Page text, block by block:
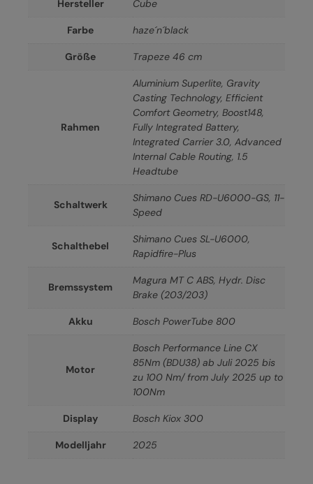
Hersteller Cube
Farbe haze´n´black
Größe Trapeze 46 cm
Rahmen
Aluminium Superlite, Gravity
Casting Technology, Efficient
Comfort Geometry, Boost148,
Fully Integrated Battery,
Integrated Carrier 3.0, Advanced
Internal Cable Routing, 1.5
Headtube
Schaltwerk
Shimano Cues RD-U6000-GS, 11-
Speed
Schalthebel
Shimano Cues SL-U6000,
Rapidfire-Plus
Bremssystem
Magura MT C ABS, Hydr. Disc
Brake (203/203)
Akku Bosch PowerTube 800
Motor
Bosch Performance Line CX
85Nm (BDU38) ab Juli 2025 bis
zu 100 Nm/ from July 2025 up to
100Nm
Display Bosch Kiox 300
Modelljahr 2025